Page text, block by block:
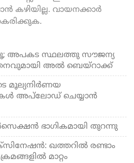
കഴിയില്ല. വായനക്കാർ
അപകട സ്ഥലത്തു സൗജന്യ
അല്‍ ബെയ്‌റാക്ക്
മൂല്യനിര്‍ണയ
അപ്‌ലോഡ് ചെയ്യാന്‍
ഭാഗികമായി തുറന്നു
ഖത്തറില്‍ രണ്ടാം
മാറ്റം